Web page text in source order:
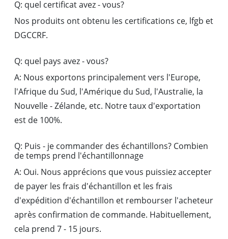
Q: quel certificat avez - vous?
Nos produits ont obtenu les certifications ce, lfgb et
DGCCRF.
Q: quel pays avez - vous?
A: Nous exportons principalement vers l'Europe,
l'Afrique du Sud, l'Amérique du Sud, l'Australie, la
Nouvelle - Zélande, etc. Notre taux d'exportation
est de 100%.
Q: Puis - je commander des échantillons? Combien
de temps prend l'échantillonnage
A: Oui. Nous apprécions que vous puissiez accepter
de payer les frais d'échantillon et les frais
d'expédition d'échantillon et rembourser l'acheteur
après confirmation de commande. Habituellement,
cela prend 7 - 15 jours.